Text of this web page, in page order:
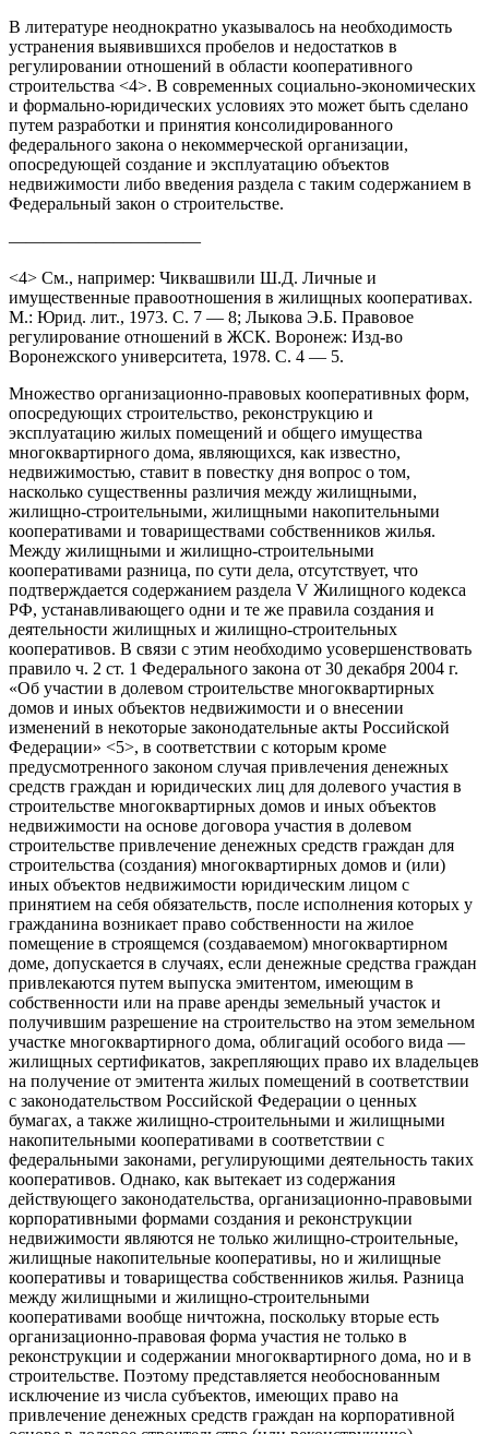
В литературе неоднократно указывалось на необходимость
устранения выявившихся пробелов и недостатков в
регулировании отношений в области кооперативного
строительства <4>. В современных социально-экономических
и формально-юридических условиях это может быть сделано
путем разработки и принятия консолидированного
федерального закона о некоммерческой организации,
опосредующей создание и эксплуатацию объектов
недвижимости либо введения раздела с таким содержанием в
Федеральный закон о строительстве.
———————————
<4> См., например: Чиквашвили Ш.Д. Личные и
имущественные правоотношения в жилищных кооперативах.
М.: Юрид. лит., 1973. С. 7 — 8; Лыкова Э.Б. Правовое
регулирование отношений в ЖСК. Воронеж: Изд-во
Воронежского университета, 1978. С. 4 — 5.
Множество организационно-правовых кооперативных форм,
опосредующих строительство, реконструкцию и
эксплуатацию жилых помещений и общего имущества
многоквартирного дома, являющихся, как известно,
недвижимостью, ставит в повестку дня вопрос о том,
насколько существенны различия между жилищными,
жилищно-строительными, жилищными накопительными
кооперативами и товариществами собственников жилья.
Между жилищными и жилищно-строительными
кооперативами разница, по сути дела, отсутствует, что
подтверждается содержанием раздела V Жилищного кодекса
РФ, устанавливающего одни и те же правила создания и
деятельности жилищных и жилищно-строительных
кооперативов. В связи с этим необходимо усовершенствовать
правило ч. 2 ст. 1 Федерального закона от 30 декабря 2004 г.
«Об участии в долевом строительстве многоквартирных
домов и иных объектов недвижимости и о внесении
изменений в некоторые законодательные акты Российской
Федерации» <5>, в соответствии с которым кроме
предусмотренного законом случая привлечения денежных
средств граждан и юридических лиц для долевого участия в
строительстве многоквартирных домов и иных объектов
недвижимости на основе договора участия в долевом
строительстве привлечение денежных средств граждан для
строительства (создания) многоквартирных домов и (или)
иных объектов недвижимости юридическим лицом с
принятием на себя обязательств, после исполнения которых у
гражданина возникает право собственности на жилое
помещение в строящемся (создаваемом) многоквартирном
доме, допускается в случаях, если денежные средства граждан
привлекаются путем выпуска эмитентом, имеющим в
собственности или на праве аренды земельный участок и
получившим разрешение на строительство на этом земельном
участке многоквартирного дома, облигаций особого вида —
жилищных сертификатов, закрепляющих право их владельцев
на получение от эмитента жилых помещений в соответствии
с законодательством Российской Федерации о ценных
бумагах, а также жилищно-строительными и жилищными
накопительными кооперативами в соответствии с
федеральными законами, регулирующими деятельность таких
кооперативов. Однако, как вытекает из содержания
действующего законодательства, организационно-правовыми
корпоративными формами создания и реконструкции
недвижимости являются не только жилищно-строительные,
жилищные накопительные кооперативы, но и жилищные
кооперативы и товарищества собственников жилья. Разница
между жилищными и жилищно-строительными
кооперативами вообще ничтожна, поскольку вторые есть
организационно-правовая форма участия не только в
реконструкции и содержании многоквартирного дома, но и в
строительстве. Поэтому представляется необоснованным
исключение из числа субъектов, имеющих право на
привлечение денежных средств граждан на корпоративной